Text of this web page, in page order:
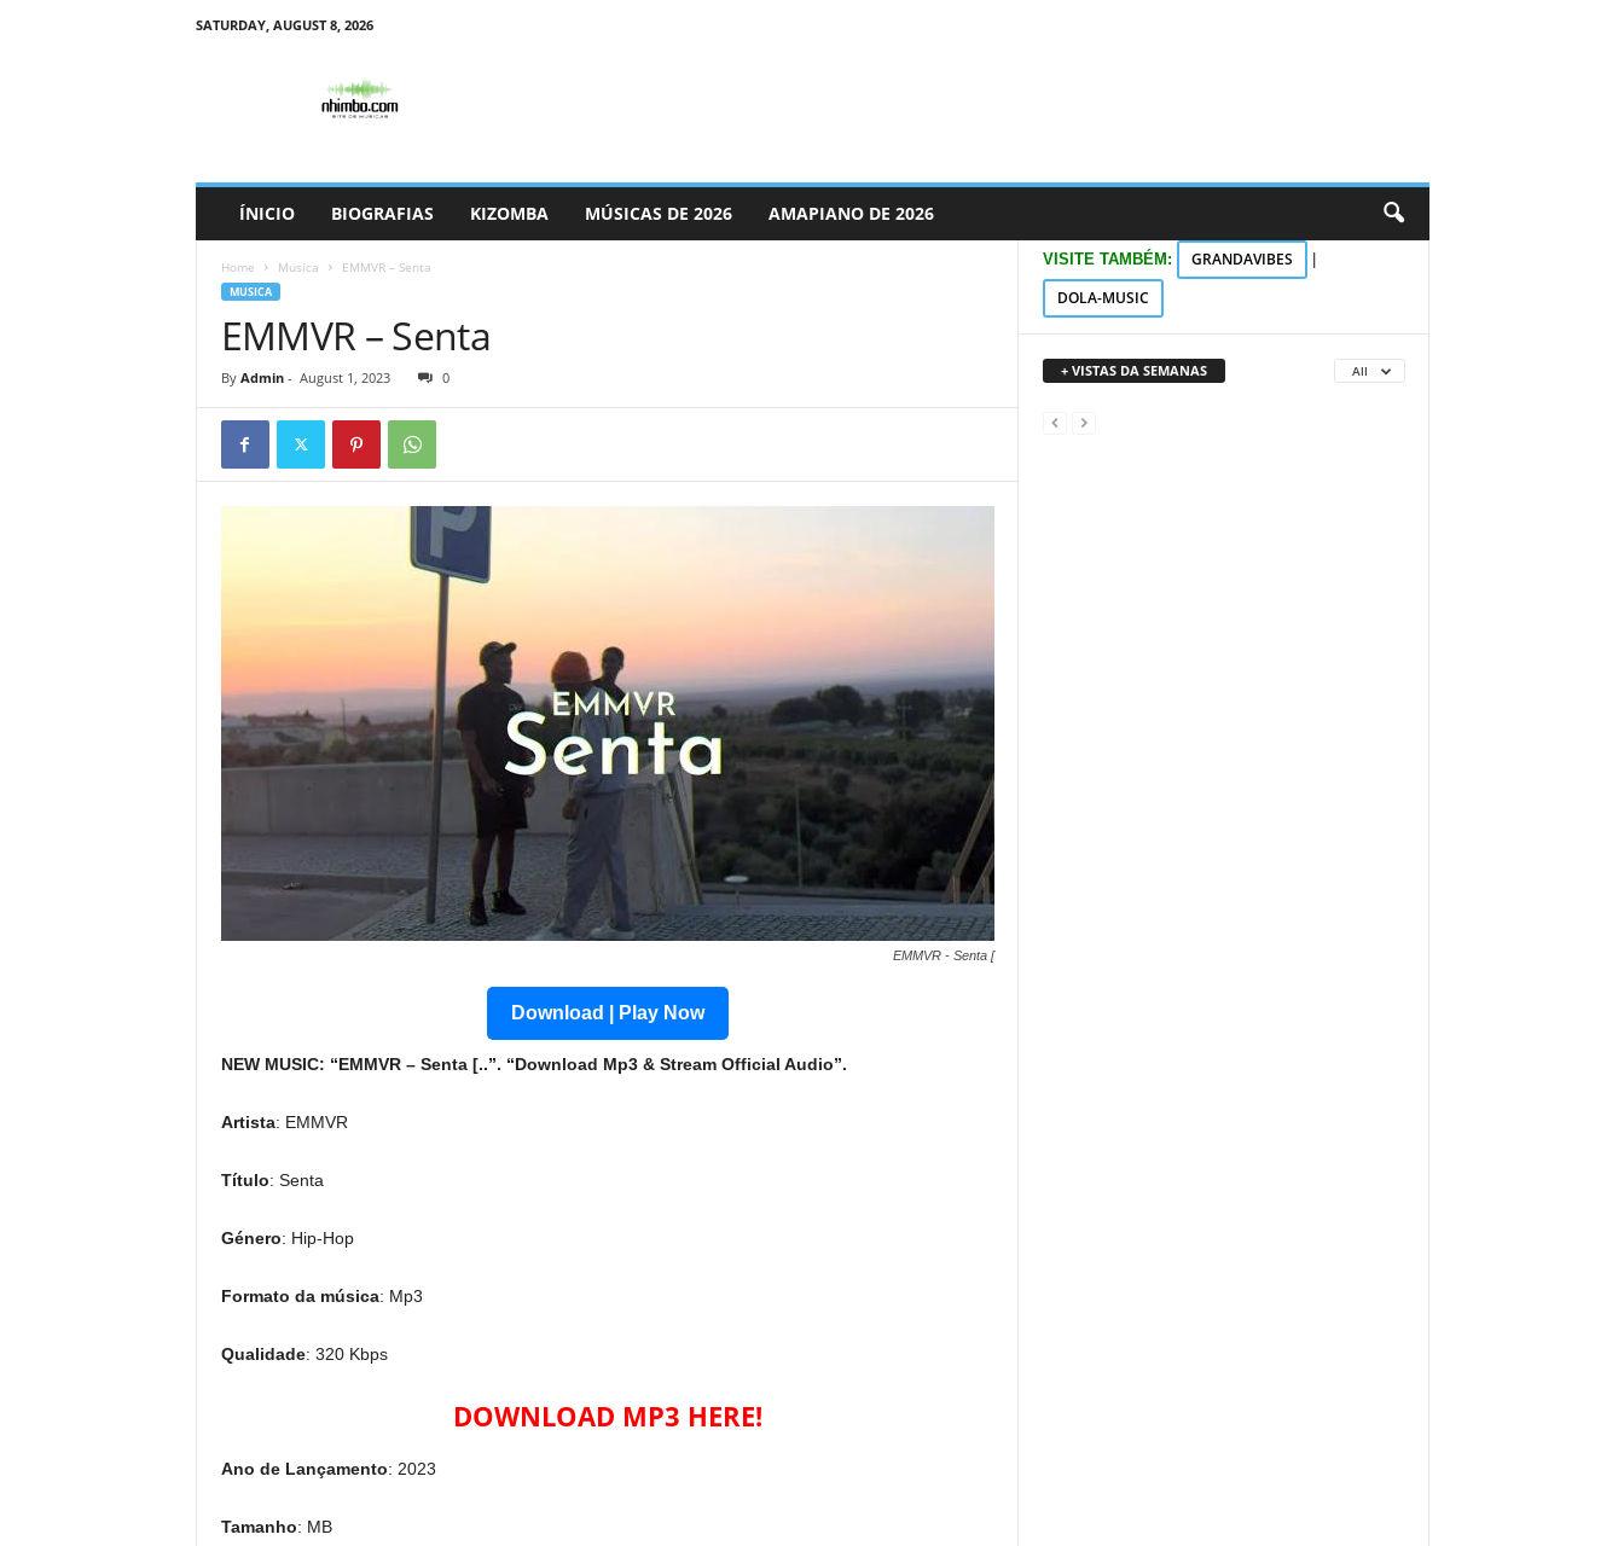
SATURDAY, AUGUST 8, 2026
ÍNICIO BIOGRAFIAS KIZOMBA MÚSICAS DE 2026 AMAPIANO DE 2026
Home Musica EMMVR – Senta
MUSICA
EMMVR – Senta
By Admin- August 1, 2023 0
EMMVR - Senta [
Download | Play Now
NEW MUSIC: “EMMVR – Senta [..”. “Download Mp3 & Stream Official Audio”.
Artista: EMMVR
Título: Senta
Género: Hip-Hop
Formato da música: Mp3
Qualidade: 320 Kbps
DOWNLOAD MP3 HERE!
Ano de Lançamento: 2023
Tamanho: MB
VISITE TAMBÉM: GRANDAVIBES
DOLA-MUSIC
+ VISTAS DA SEMANAS All